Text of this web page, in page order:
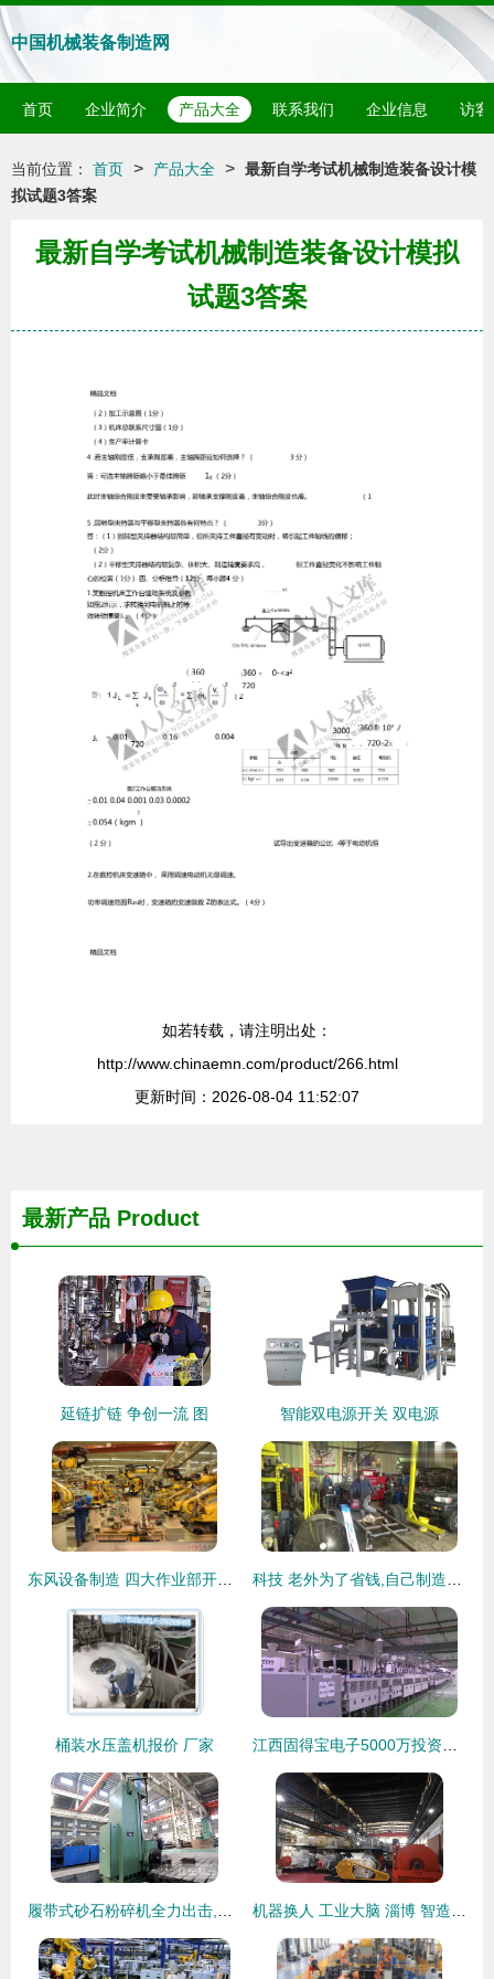
中国机械装备制造网
首页 企业简介 产品大全 联系我们 企业信息 访客
当前位置： 首页 > 产品大全 > 最新自学考试机械制造装备设计模
拟试题3答案
最新自学考试机械制造装备设计模拟
试题3答案
如若转载，请注明出处：
http://www.chinaemn.com/product/266.html
更新时间：2026-08-04 11:52:07
最新产品 Product
延链扩链 争创一流 图 智能双电源开关 双电源
桶装水压盖机报价 厂家